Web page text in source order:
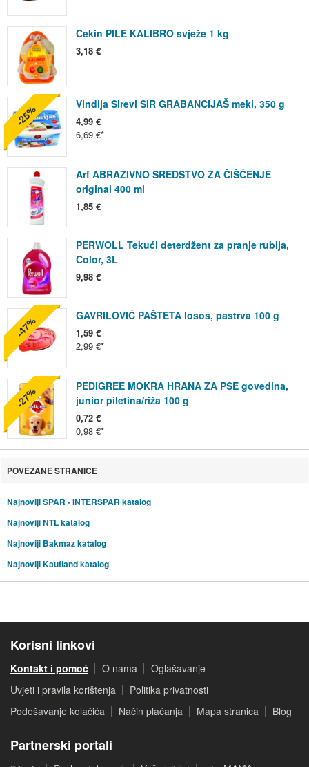
Cekin PILE KALIBRO svježe 1 kg
3,18 €
Vindija Sirevi SIR GRABANCIJAŠ meki, 350 g
4,99 €
6,69 €
-25%
Arf ABRAZIVNO SREDSTVO ZA ČIŠĆENJE
original 400 ml
1,85 €
PERWOLL Tekući deterdžent za pranje rublja,
Color, 3L
9,98 €
GAVRILOVIĆ PAŠTETA losos, pastrva 100 g
1,59 €
2,99 €
-47%
PEDIGREE MOKRA HRANA ZA PSE govedina,
junior piletina/riža 100 g
0,72 €
0,98 €
-27%
POVEZANE STRANICE
Najnoviji SPAR - INTERSPAR katalog
Najnoviji NTL katalog
Najnoviji Bakmaz katalog
Najnoviji Kaufland katalog
Korisni linkovi
Kontakt i pomoć O nama
Oglašavanje
Uvjeti i pravila korištenja
Politika privatnosti
Podešavanje kolačića
Način plaćanja Mapa stranica Blog
Partnerski portali